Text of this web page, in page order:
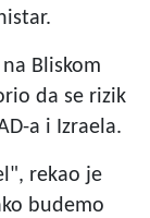
Bliskom
da se rizik
a i Izraela.
rekao je
budemo